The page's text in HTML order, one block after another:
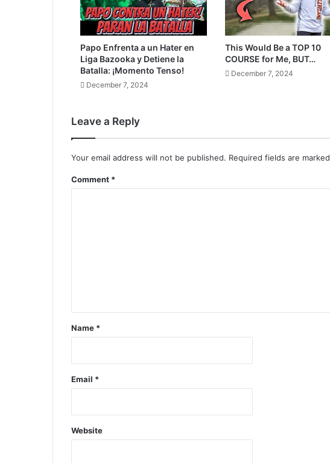
Papo Enfrenta a un Hater en
Liga Bazooka y Detiene la
Batalla: ¡Momento Tenso!
December 7, 2024
This Would Be a TOP 10
COURSE for Me, BUT…
December 7, 2024
Leave a Reply
Your email address will not be published. Required fields are marked
Comment *
Name *
Email *
Website